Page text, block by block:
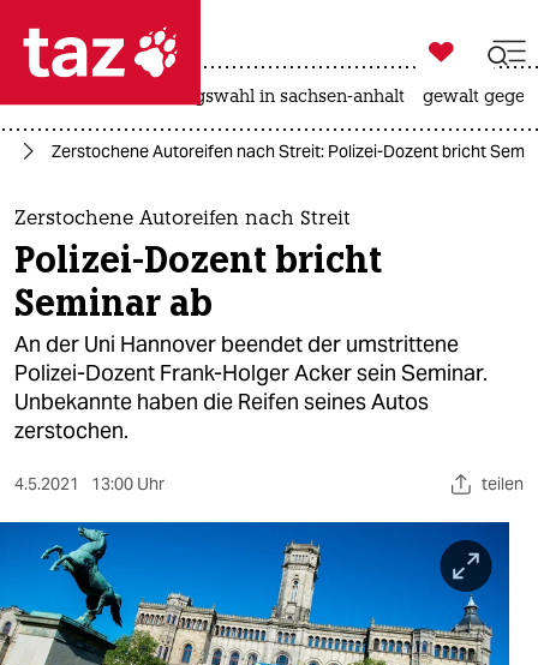
 taz zahl ich
taz zahl ich
themen
politik
öko
gesellschaft
kultur
sport
berlin
wahrheit

taz zahl ich
landtagswahl in sachsen-anhalt gewalt
Zerstochene Autoreifen nach Streit: Polizei-Dozent bricht
Zerstochene Autoreifen nach Streit
Polizei-Dozent bricht
Seminar ab
An der Uni Hannover beendet der umstrittene
Polizei-Dozent Frank-Holger Acker sein Seminar.
Unbekannte haben die Reifen seines Autos
zerstochen.
4.5.2021 13:00 Uhr teilen